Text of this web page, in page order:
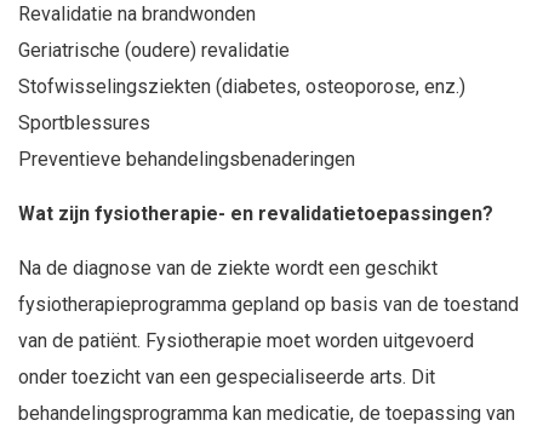
Revalidatie na brandwonden
Geriatrische (oudere) revalidatie
Stofwisselingsziekten (diabetes, osteoporose, enz.)
Sportblessures
Preventieve behandelingsbenaderingen
Wat zijn fysiotherapie- en revalidatietoepassingen?
Na de diagnose van de ziekte wordt een geschikt
fysiotherapieprogramma gepland op basis van de toestand
van de patiënt. Fysiotherapie moet worden uitgevoerd
onder toezicht van een gespecialiseerde arts. Dit
behandelingsprogramma kan medicatie, de toepassing van